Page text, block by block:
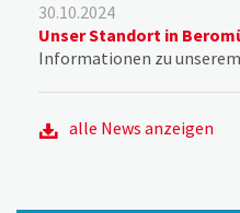
30.10.2024
Unser Standort in
Informationen zu
alle News anzeigen